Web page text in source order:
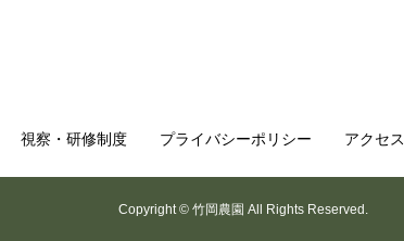
視察・研修制度 プライバシーポリシー アクセス
Copyright © 竹岡農園 All Rights Reserved.